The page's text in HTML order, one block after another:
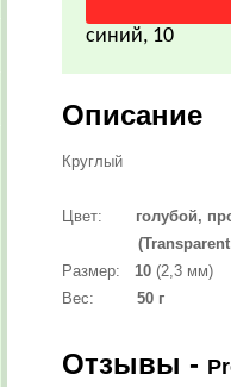
синий, 10
Описание
Круглый
Цвет: голубой,
(Transparent
Размер:
10 (2,3 мм)
Вес:
50 г
Отзывы -